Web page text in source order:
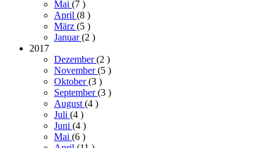
Mai (7 )
April (8 )
März (5 )
Januar(2 )
2017
Dezember(2 )
November(5 )
Oktober(3 )
September(3 )
August(4 )
Juli (4 )
Juni (4 )
Mai (6 )